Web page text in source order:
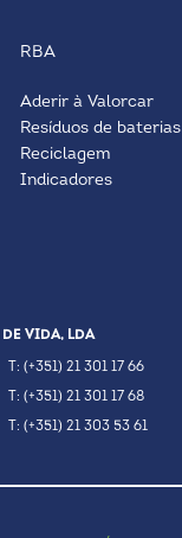
RBA
Aderir à Valorcar
Resíduos de baterias
Reciclagem
Indicadores
VIDA, LDA
T: (+351) 21 301 17 66
T: (+351) 21 301 17 68
T: (+351) 21 303 53 61